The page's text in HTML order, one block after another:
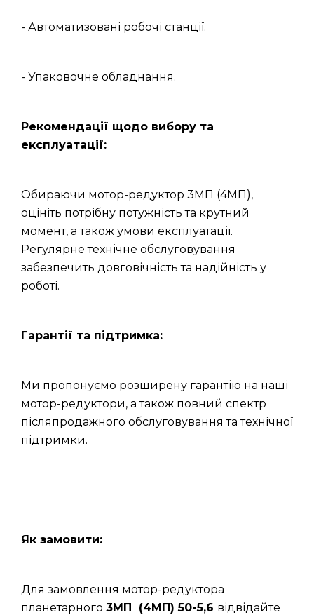
- Автоматизовані робочі станції.
- Упаковочне обладнання.
Рекомендації щодо вибору та
експлуатації:
Обираючи мотор-редуктор 3МП (4МП),
оцініть потрібну потужність та крутний
момент, а також умови експлуатації.
Регулярне технічне обслуговування
забезпечить довговічність та надійність у
роботі.
Гарантії та підтримка:
Ми пропонуємо розширену гарантію на наші
мотор-редуктори, а також повний спектр
післяпродажного обслуговування та технічної
підтримки.
Як замовити:
Для замовлення мотор-редуктора
планетарного 3МП (4МП) 50-5,6 відвідайте